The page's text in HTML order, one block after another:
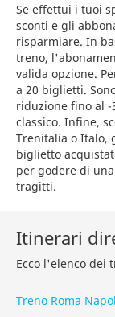
Se effettui i tuoi
sconti e gli
risparmiare. In
treno,
valida opzione.
a 20 biglietti.
riduzione fino al
classico. Infine,
Trenitalia o Italo,
biglietto
per godere di
tragitti.
Itinerari
Ecco l'elenco dei
Treno Roma